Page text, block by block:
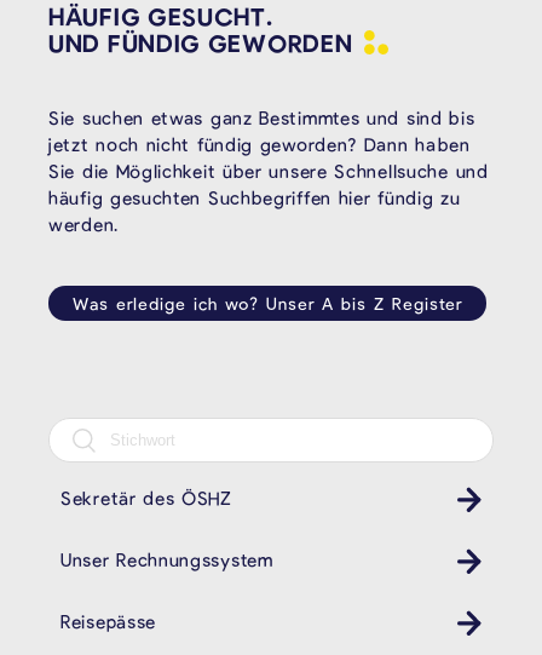
HÄUFIG GESUCHT.
UND FÜNDIG GEWORDEN
Sie suchen etwas ganz Bestimmtes und sind bis
jetzt noch nicht fündig geworden? Dann haben
Sie die Möglichkeit über unsere Schnellsuche und
häufig gesuchten Suchbegriffen hier fündig zu
werden.
Was erledige ich wo? Unser A bis Z Register
Sekretär des ÖSHZ
Unser Rechnungssystem
Reisepässe